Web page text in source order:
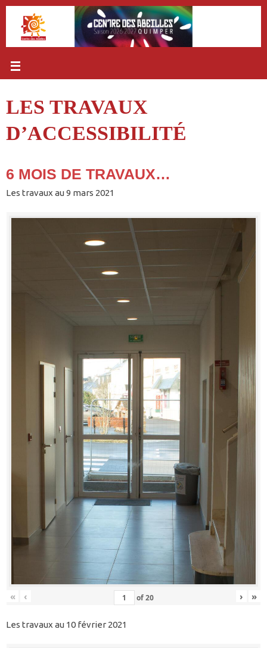
Passer
contenu
LES TRAVAUX
D’ACCESSIBILITÉ
6 MOIS DE TRAVAUX…
Les travaux au 9 mars 2021
« ‹ of20 › »
Les travaux au 10 février 2021